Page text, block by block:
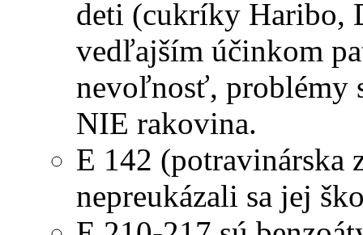
deti (cukríky Haribo,
vedľajším účinkom
nevoľnosť, problémy
NIE rakovina.
E 142 (potravinárska
nepreukázali sa jej